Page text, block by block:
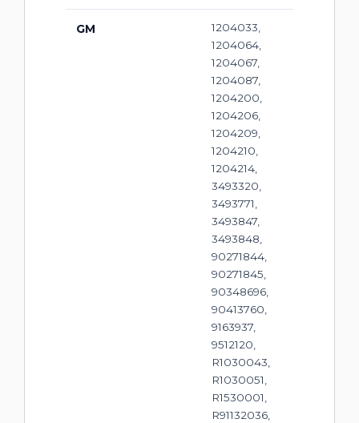
GM
1204033,
1204064,
1204067,
1204087,
1204200,
1204206,
1204209,
1204210,
1204214,
3493320,
3493771,
3493847,
3493848,
90271844,
90271845,
90348696,
90413760,
9163937,
9512120,
R1030043,
R1030051,
R1530001,
R91132036,